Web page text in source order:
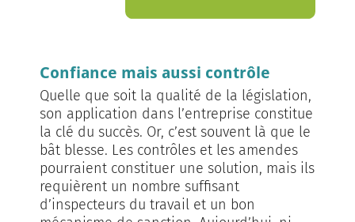
Confiance mais aussi contrôle
Quelle que soit la qualité de la législation,
son application dans l’entreprise constitue
la clé du succès. Or, c’est souvent là que le
bât blesse. Les contrôles et les amendes
pourraient constituer une solution, mais ils
requièrent un nombre suffisant
d’inspecteurs du travail et un bon